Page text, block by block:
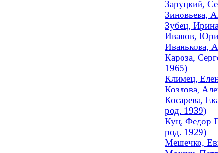
Заруцкий,
Зиновьева,
Зубец,
Иванов,
Иванькова,
Кароза,
1965)
Климец,
Козлова,
Косарева,
род. 1939)
Куц, Федор
род. 1929)
Мешечко,